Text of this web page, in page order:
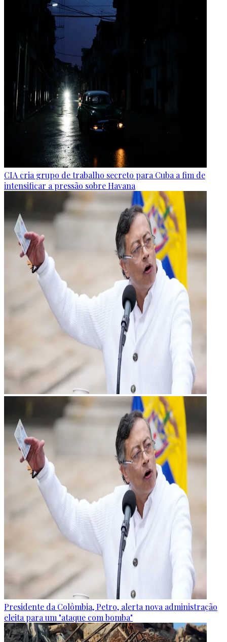
CIA cria grupo de trabalho secreto para Cuba a fim de
intensificar a pressão sobre Havana
Presidente da Colômbia, Petro, alerta nova administração
eleita para um "ataque com bomba"